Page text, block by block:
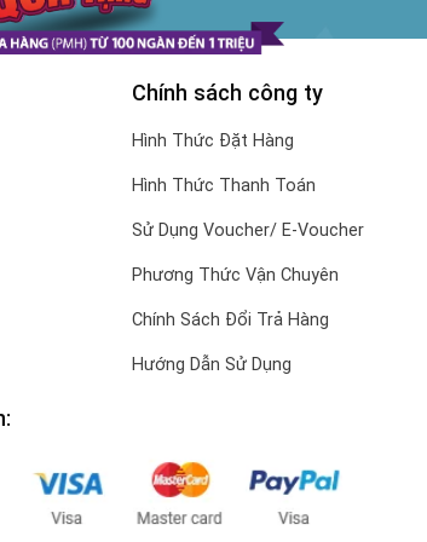
Chính sách công ty
Hình Thức Đặt Hàng
Hình Thức Thanh Toán
Sử Dụng Voucher/ E-Voucher
Phương Thức Vận Chuyên
Chính Sách Đổi Trả Hàng
Hướng Dẫn Sử Dụng